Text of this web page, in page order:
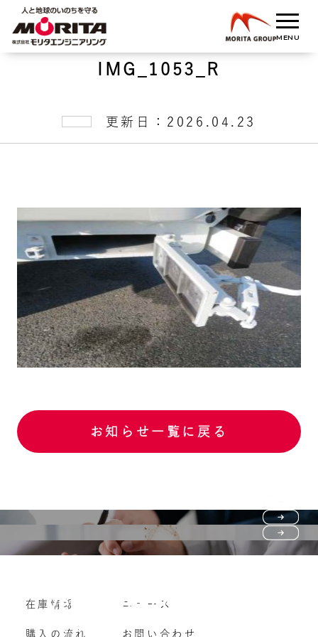
IMG_1053_R
更新日：2026.04.23
お知らせ一覧に戻る
購入の流れ
よくいただくご質問
Vehicle purchase
車両買い取り
在庫情報
購入の流れ
ニュース
お問い合わせ